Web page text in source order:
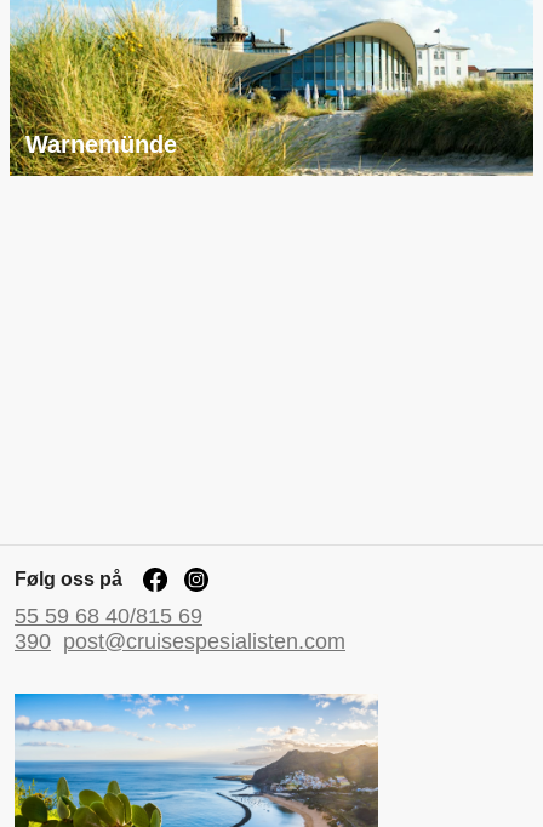
Warnemünde
Følg oss på
55 59 68 40/815 69
390 post@cruisespesialisten.com